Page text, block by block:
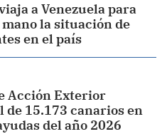
a Venezuela para
la situación de
en el país
Acción Exterior
de 15.173 canarios en
del año 2026